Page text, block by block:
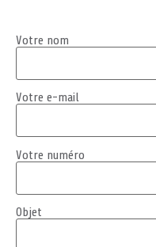
Votre nom
Votre e-mail
Votre numéro
Objet